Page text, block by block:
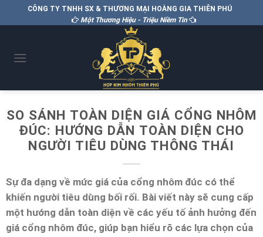
CÔNG TY TNHH SX & THƯƠNG MẠI HOÀNG GIA THIÊN PHÚ
Một Thương Hiệu - Triệu Niềm Tin
SO SÁNH TOÀN DIỆN GIÁ CỔNG NHÔM
ĐÚC: HƯỚNG DẪN TOÀN DIỆN CHO
NGƯỜI TIÊU DÙNG THÔNG THÁI
Sự đa dạng về mức giá của cổng nhôm đúc có thể
khiến người tiêu dùng bối rối. Bài viết này sẽ cung cấp
một hướng dẫn toàn diện về các yếu tố ảnh hưởng đến
giá cổng nhôm đúc, giúp bạn hiểu rõ các lựa chọn của